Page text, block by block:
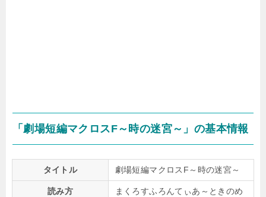
「劇場短編マクロスF～時の迷宮～」の基本情報
タイトル 劇場短編マクロスF～時の迷宮～
読み方
まくろすふろんてぃあ～ときのめ